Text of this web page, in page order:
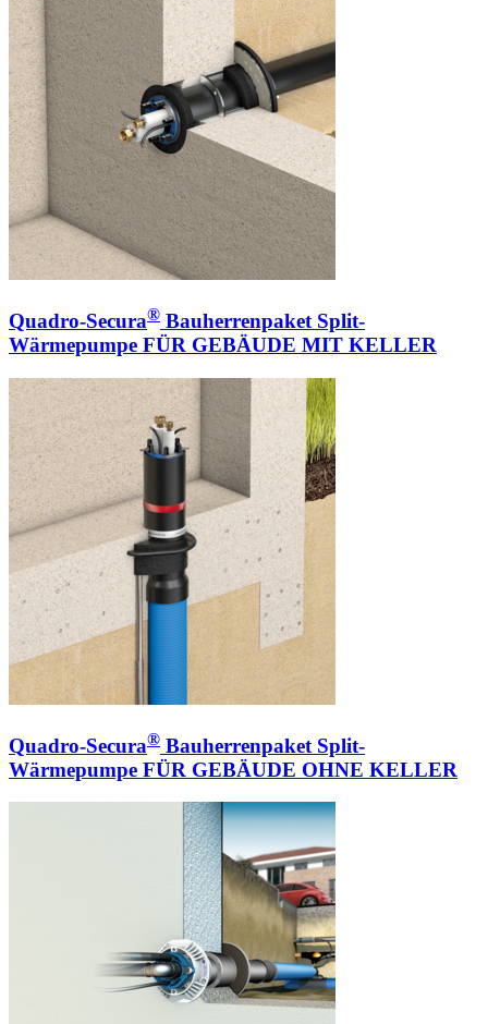
Quadro-Secura® Bauherrenpaket Split-
Wärmepumpe FÜR GEBÄUDE MIT KELLER
Quadro-Secura® Bauherrenpaket Split-
Wärmepumpe FÜR GEBÄUDE OHNE KELLER